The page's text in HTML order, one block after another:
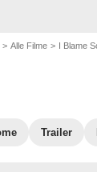
Alle Filme I Blame
Trailer